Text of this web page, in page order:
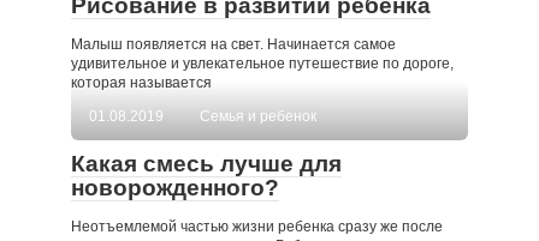
Рисование в развитии ребёнка
Малыш появляется на свет. Начинается самое
удивительное и увлекательное путешествие по дороге,
которая называется
01.08.2019
Семья и ребенок
Какая смесь лучше для
новорожденного?
Неотъемлемой частью жизни ребенка сразу же после